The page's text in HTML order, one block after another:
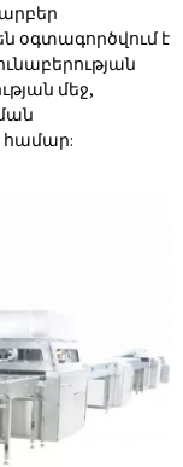
օգտագործվում է
մեջ,
համար: